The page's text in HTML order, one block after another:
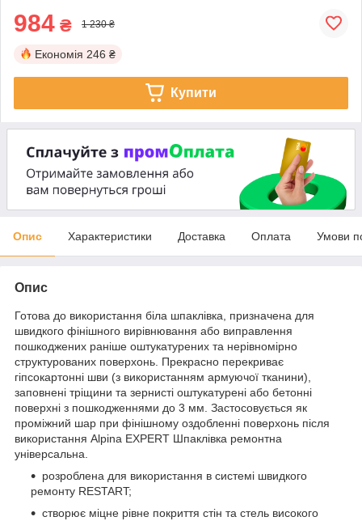
984 ₴ 1 230 ₴
Економія 246 ₴
Купити
Опис Характеристики Доставка Оплата Умови
Опис
Готова до використання біла шпаклівка, призначена для
швидкого фінішного вирівнювання або виправлення
пошкоджених раніше оштукатурених та нерівномірно
структурованих поверхонь. Прекрасно перекриває
гіпсокартонні шви (з використанням армуючої тканини),
заповнені тріщини та зернисті оштукатурені або бетонні
поверхні з пошкодженнями до 3 мм. Застосовується як
проміжний шар при фінішному оздобленні поверхонь після
використання Alpina EXPERT Шпаклівка ремонтна
універсальна.
розроблена для використання в системі швидкого
ремонту RESTART;
створює міцне рівне покриття стін та стель високого